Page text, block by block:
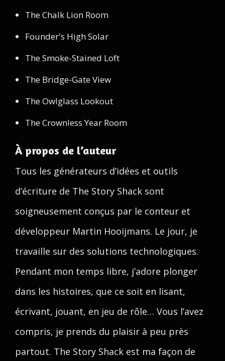
The Chalk Lion Room
Founder's High Solar
The Smoke-Stained Loft
The Bridge-Gate View
The Owlglass Lookout
The Crownless Year Room
À propos de l’auteur
Tous les générateurs d’idées et outils
d’écriture de The Story Shack sont
soigneusement conçus par le conteur et
développeur Martin Hooijmans. Le jour, je
travaille sur des solutions technologiques.
Pendant mon temps libre, j’adore plonger
dans les histoires, que ce soit en lisant,
écrivant, jouant, en jeu de rôle… Vous l’avez
compris, je prends du plaisir à peu près
partout. The Story Shack est ma façon de